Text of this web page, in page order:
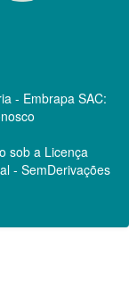
- Embrapa SAC:
sob a Licença
- SemDerivações